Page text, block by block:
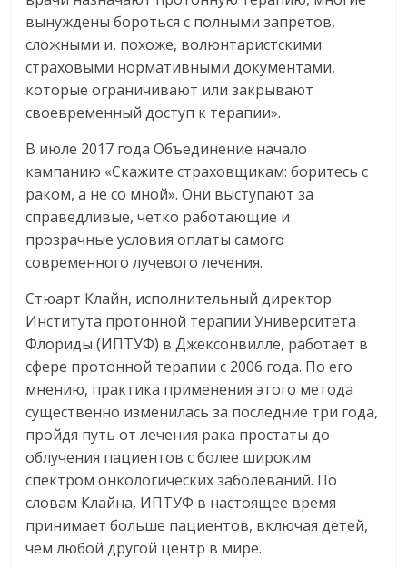
вынуждены бороться с полными запретов,
сложными и, похоже, волюнтаристскими
страховыми нормативными документами,
которые ограничивают или закрывают
своевременный доступ к терапии».
В июле 2017 года Объединение начало
кампанию «Скажите страховщикам: боритесь с
раком, а не со мной». Они выступают за
справедливые, четко работающие и
прозрачные условия оплаты самого
современного лучевого лечения.
Стюарт Клайн, исполнительный директор
Института протонной терапии Университета
Флориды (ИПТУФ) в Джексонвилле, работает в
сфере протонной терапии с 2006 года. По его
мнению, практика применения этого метода
существенно изменилась за последние три года,
пройдя путь от лечения рака простаты до
облучения пациентов с более широким
спектром онкологических заболеваний. По
словам Клайна, ИПТУФ в настоящее время
принимает больше пациентов, включая детей,
чем любой другой центр в мире.